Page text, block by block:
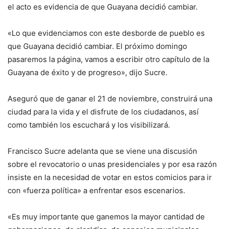
el acto es evidencia de que Guayana decidió cambiar.
«Lo que evidenciamos con este desborde de pueblo es
que Guayana decidió cambiar. El próximo domingo
pasaremos la página, vamos a escribir otro capítulo de la
Guayana de éxito y de progreso», dijo Sucre.
Aseguró que de ganar el 21 de noviembre, construirá una
ciudad para la vida y el disfrute de los ciudadanos, así
como también los escuchará y los visibilizará.
Francisco Sucre adelanta que se viene una discusión
sobre el revocatorio o unas presidenciales y por esa razón
insiste en la necesidad de votar en estos comicios para ir
con «fuerza política» a enfrentar esos escenarios.
«Es muy importante que ganemos la mayor cantidad de